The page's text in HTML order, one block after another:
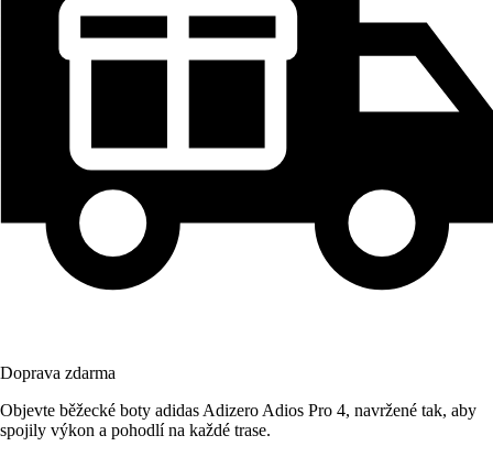
Doprava zdarma
Objevte běžecké boty adidas Adizero Adios Pro 4, navržené tak, aby
spojily výkon a pohodlí na každé trase.